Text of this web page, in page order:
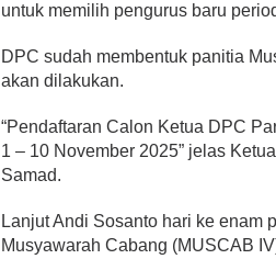
untuk memilih pengurus baru
DPC sudah membentuk panitia
akan dilakukan.
“Pendaftaran Calon Ketua DPC
1 – 10 November 2025” jelas
Samad.
Lanjut Andi Sosanto hari ke enam
Musyawarah Cabang (MUSCAB